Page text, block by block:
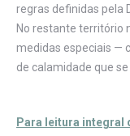
regras definidas pela
No restante território
medidas especiais —
de calamidade que
Para leitura integral